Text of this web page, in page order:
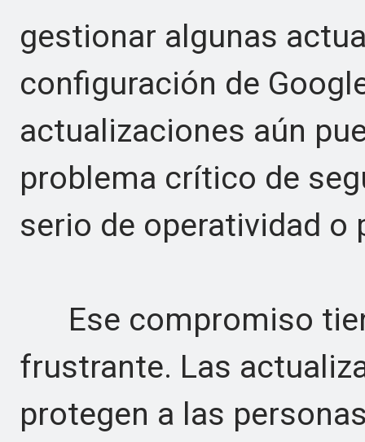
gestionar algunas
configuración de
actualizaciones aún
problema crítico de
serio de operatividad o
Ese compromiso
frustrante. Las
protegen a las